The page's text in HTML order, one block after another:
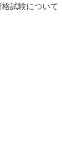
試験について